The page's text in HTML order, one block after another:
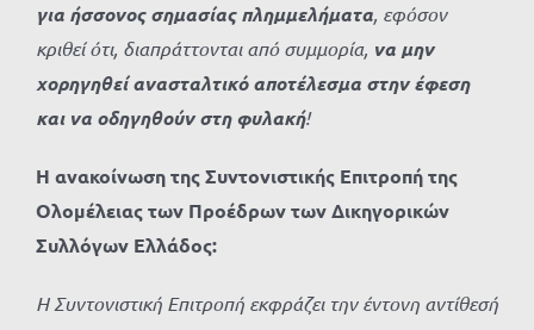
για ήσσονος σημασίας πλημμελήματα, εφόσον
κριθεί ότι, διαπράττονται από συμμορία, να μην
χορηγηθεί ανασταλτικό αποτέλεσμα στην έφεση
και να οδηγηθούν στη φυλακή!
Η ανακοίνωση της Συντονιστικής Επιτροπή της
Ολομέλειας των Προέδρων τωνΔικηγορικών
Συλλόγων Ελλάδος:
Η Συντονιστική Επιτροπή εκφράζει την έντονη αντίθεσή